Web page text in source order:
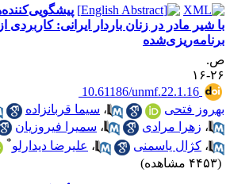
شیر مادر در زنان باردار ایرانی: کاربردی از
۱۶
‎ 10.61186/unmf.22.1.16
فتحی
،سیما قربانزاده
،زهرا مرادی ،سمیرا فیروزیان
،کژال یاسمنی ،علیرضا دیدارلو *